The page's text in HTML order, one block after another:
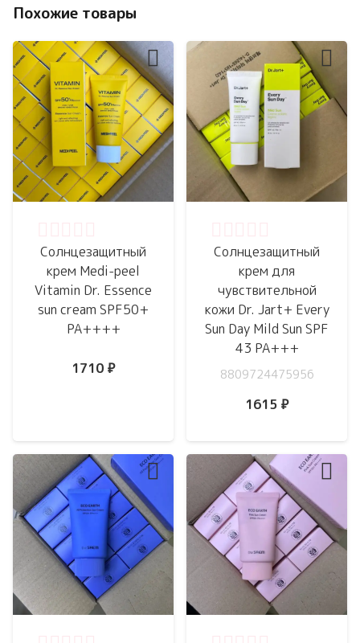
Похожие товары
Солнцезащитный
крем Medi-peel
Vitamin Dr. Essence
sun cream SPF50+
PA++++
1710 ₽
Солнцезащитный
крем для
чувствительной
кожи Dr. Jart+ Every
Sun Day Mild Sun SPF
43 PA+++
8809724475956
1615 ₽